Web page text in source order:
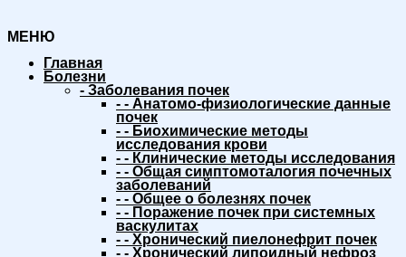
МЕНЮ
Главная
Болезни
- Заболевания почек
- - Анатомо-физиологические данные
почек
- - Биохимические методы
исследования крови
- - Клинические методы исследования
- - Общая симптомоталогия почечных
заболеваний
- - Общее о болезнях почек
- - Поражение почек при системных
васкулитах
- - Хронический пиелонефрит почек
- - Хронический липоидный нефроз